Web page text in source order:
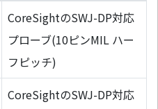
CoreSightのSWJ-DP対応
プローブ(10ピンMIL ハー
フピッチ)
CoreSightのSWJ-DP対応